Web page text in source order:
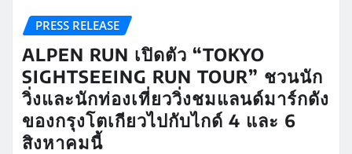
PRESS RELEASE
ALPEN RUN เปิดตัว “TOKYO
SIGHTSEEING RUN TOUR” ชวนนัก
วิ่งและนักท่องเที่ยววิ่งชมแลนด์มาร์กดัง
ของกรุงโตเกียวไปกับไกด์ 4 และ 6
สิงหาคมนี้